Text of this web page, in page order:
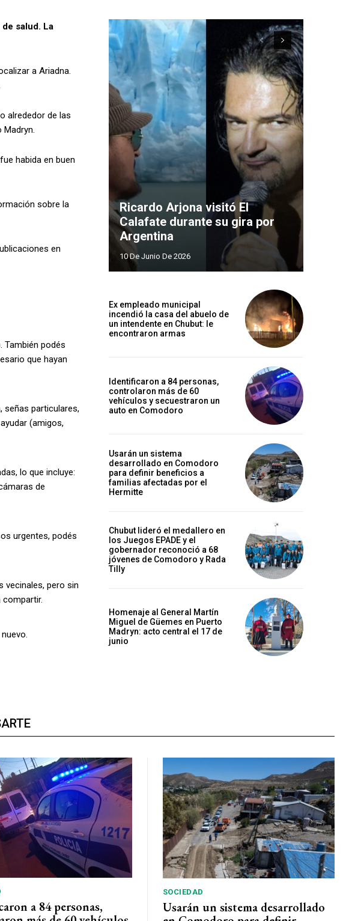
salud. La
a Ariadna.
alrededor de las
Madryn.
habida en buen
sobre la
en
También podés
que hayan
señas particulares,
(amigos,
lo que incluye:
de
urgentes, podés
vecinales, pero sin
Ricardo Arjona visitó El
Calafate durante su gira por
Argentina
10 De Junio De 2026
Ex empleado municipal
incendió la casa del abuelo de
un intendente en Chubut: le
encontraron armas
Identificaron a 84 personas,
controlaron más de 60
vehículos y secuestraron un
auto en Comodoro
Usarán un sistema
desarrollado en Comodoro
para definir beneficios a
familias afectadas por el
Hermitte
Chubut lideró el medallero en
los Juegos EPADE y el
gobernador reconoció a 68
jóvenes de Comodoro y Rada
Tilly
Homenaje al General Martín
Miguel de Güemes en Puerto
Madryn: acto central el 17 de
junio
a 84 personas,
SOCIEDAD
Usarán un sistema desarrollado